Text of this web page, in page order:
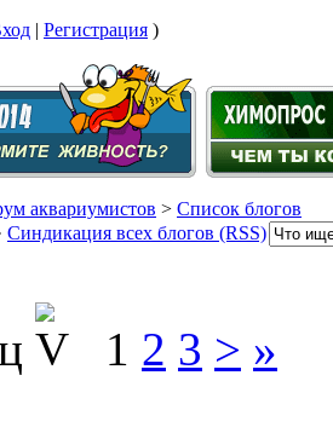
| Регистрация )
аквариумистов > Список блогов
Синдикация всех блогов (RSS)
1 2 3 > »